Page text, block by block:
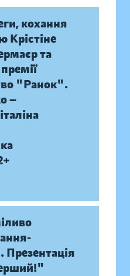
кохання
Крістіне
та
"Ранок".
—
Презентація